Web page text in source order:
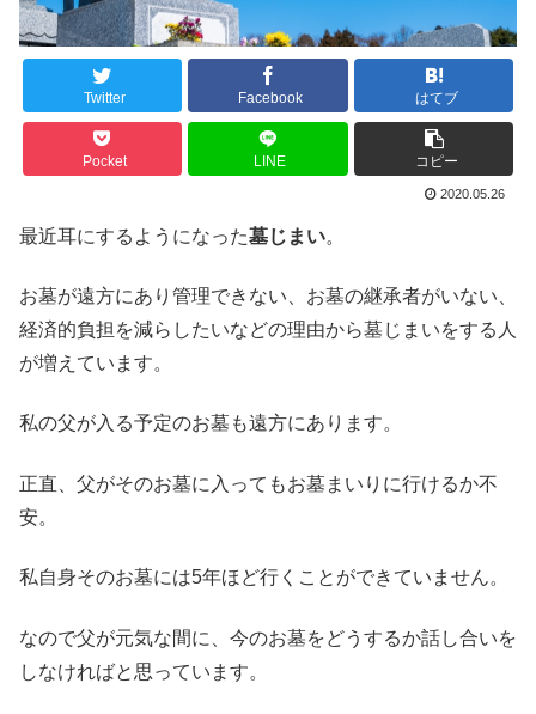
Twitter Facebook はてブ
Pocket LINE コピー
2020.05.26
最近耳にするようになった墓じまい。
お墓が遠方にあり管理できない、お墓の継承者がいない、
経済的負担を減らしたいなどの理由から墓じまいをする人
が増えています。
私の父が入る予定のお墓も遠方にあります。
正直、父がそのお墓に入ってもお墓まいりに行けるか不
安。
私自身そのお墓には5年ほど行くことができていません。
なので父が元気な間に、今のお墓をどうするか話し合いを
しなければと思っています。